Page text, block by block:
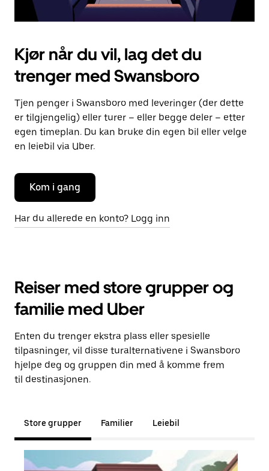
Kjør når du vil, lag det du
trenger med Swansboro
Tjen penger i Swansboro med leveringer (der dette
er tilgjengelig) eller turer – eller begge deler – etter
egen timeplan. Du kan bruke din egen bil eller velge
en leiebil via Uber.
Kom i gang
Har du allerede en konto? Logg inn
Reiser med store grupper og
familie med Uber
Enten du trenger ekstra plass eller spesielle
tilpasninger, vil disse turalternativene i Swansboro
hjelpe deg og gruppen din med å komme frem
til destinasjonen.
Store grupper Familier Leiebil